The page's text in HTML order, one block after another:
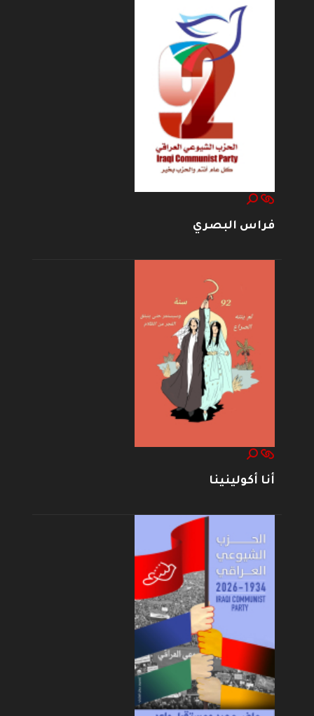
فراس البصري
أنا أكولينينا